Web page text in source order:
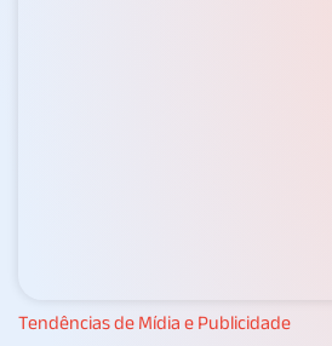
Tendências de Mídia e Publicidade